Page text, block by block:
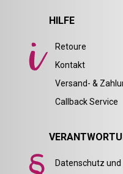
HILFE
Retoure
Kontakt
Versand- &
Callback Service
Datenschutz